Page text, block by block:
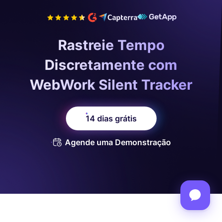
Rastreie Tempo
Discretamente com
WebWork Silent Tracker
14 dias grátis
Agende uma Demonstração